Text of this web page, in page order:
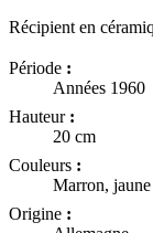
Récipient en
Période :
Années 1960
Hauteur :
20 cm
Couleurs :
Marron,
Origine :